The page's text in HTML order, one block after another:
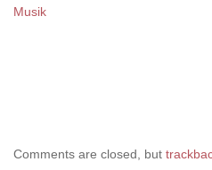
Musik
Comments are closed, but